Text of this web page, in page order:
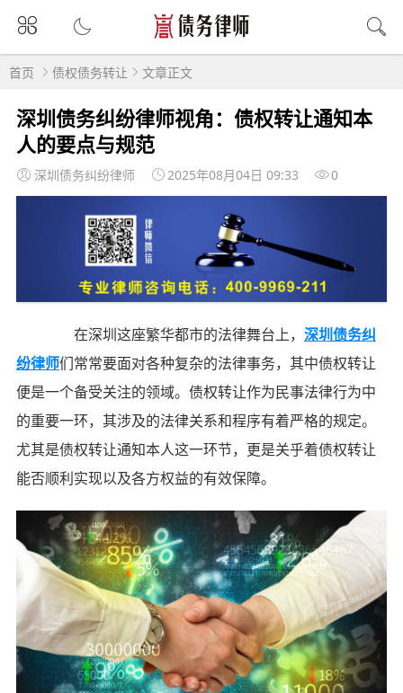
首页 债权债务转让 文章正文
深圳债务纠纷律师视角：债权转让通知本
人的要点与规范
深圳债务纠纷律师 2025年08月04日 09:33 0
在深圳这座繁华都市的法律舞台上， 深圳债务纠
纷律师们常常要面对各种复杂的法律事务，其中债权转让
便是一个备受关注的领域。债权转让作为民事法律行为中
的重要一环，其涉及的法律关系和程序有着严格的规定。
尤其是债权转让通知本人这一环节，更是关乎着债权转让
能否顺利实现以及各方权益的有效保障。